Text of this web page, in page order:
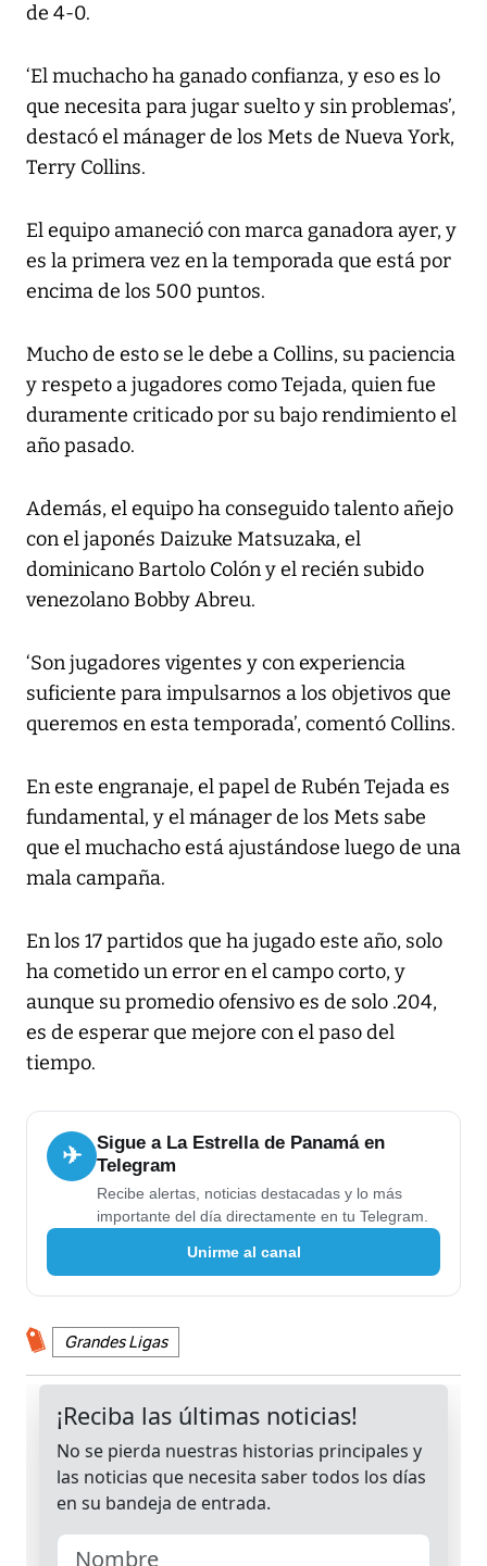
de 4-0.
‘El muchacho ha ganado confianza, y eso es lo
que necesita para jugar suelto y sin problemas’,
destacó el mánager de los Mets de Nueva York,
Terry Collins.
El equipo amaneció con marca ganadora ayer, y
es la primera vez en la temporada que está por
encima de los 500 puntos.
Mucho de esto se le debe a Collins, su paciencia
y respeto a jugadores como Tejada, quien fue
duramente criticado por su bajo rendimiento el
año pasado.
Además, el equipo ha conseguido talento añejo
con el japonés Daizuke Matsuzaka, el
dominicano Bartolo Colón y el recién subido
venezolano Bobby Abreu.
‘Son jugadores vigentes y con experiencia
suficiente para impulsarnos a los objetivos que
queremos en esta temporada’, comentó Collins.
En este engranaje, el papel de Rubén Tejada es
fundamental, y el mánager de los Mets sabe
que el muchacho está ajustándose luego de una
mala campaña.
En los 17 partidos que ha jugado este año, solo
ha cometido un error en el campo corto, y
aunque su promedio ofensivo es de solo .204,
es de esperar que mejore con el paso del
tiempo.
✈
Sigue a La Estrella de Panamá en
Telegram
Recibe alertas, noticias destacadas y lo más
importante del día directamente en tu Telegram.
Unirme al canal
Grandes Ligas